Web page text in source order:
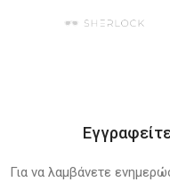
Για να λαμβάνετε